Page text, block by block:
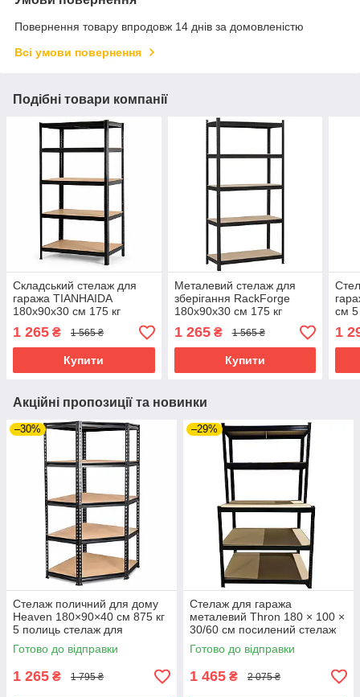
Повернення товару впродовж 14 днів за домовленістю
Всі умови повернення
Подібні товари компанії
Складський стелаж для
гаража TIANHAIDA
180x90x30 см 175 кг
металевий
1 265 ₴ 1 565 ₴
Купити
Металевий стелаж для
зберігання RackForge
180x90x30 см 175 кг
збірний металевий стелаж
1 265₴ 1 565 ₴
Купити
см 5
1
Акційні пропозиції та новинки
–30%
Стелаж поличний для дому
Heaven 180×90×40 см 875 кг
5 полиць стелаж для
інструментів металевий
стелаж
Готово до відправки
1 265 ₴ 1 795 ₴
–29%
Стелаж для гаража
металевий Thron 180 × 100 ×
30/60 см посилений стелаж
725 кг
Готово до відправки
1 465 ₴ 2 075 ₴